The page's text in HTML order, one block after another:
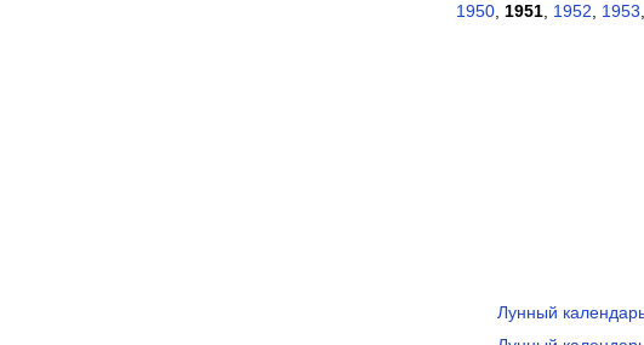
1950 1951 1952 1953
Лунный